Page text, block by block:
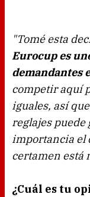
"Tomé esta
Eurocup es
demandantes
competir aquí
iguales, así
reglajes puede
importancia el
certamen está
¿Cuál es tu